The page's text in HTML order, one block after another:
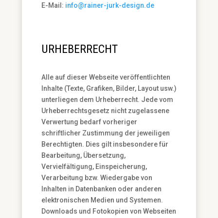
E-Mail: info@rainer-jurk-design.de
URHEBERRECHT
Alle auf dieser Webseite veröffentlichten
Inhalte (Texte, Grafiken, Bilder, Layout usw.)
unterliegen dem Urheberrecht. Jede vom
Urheberrechtsgesetz nicht zugelassene
Verwertung bedarf vorheriger
schriftlicher Zustimmung der jeweiligen
Berechtigten. Dies gilt insbesondere für
Bearbeitung, Übersetzung,
Vervielfältigung, Einspeicherung,
Verarbeitung bzw. Wiedergabe von
Inhalten in Datenbanken oder anderen
elektronischen Medien und Systemen.
Downloads und Fotokopien von Webseiten